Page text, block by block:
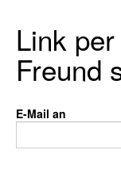
Link
Freund
E-Mail an